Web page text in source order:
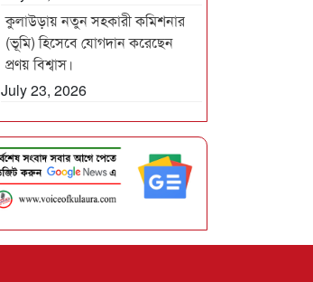
কুলাউড়ায় নতুন সহকারী কমিশনার
(ভূমি) হিসেবে যোগদান করেছেন
প্রণয় বিশ্বাস।
July 23, 2026